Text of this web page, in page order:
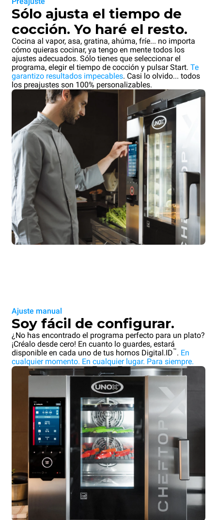
Sólo ajusta el tiempo de
cocción. Yo haré el resto.
Cocina al vapor, asa, gratina, ahúma, fríe... no importa
cómo quieras cocinar, ya tengo en mente todos los
ajustes adecuados. Sólo tienes que seleccionar el
programa, elegir el tiempo de cocción y pulsar Start. Te
garantizo resultados impecables. Casi lo olvido... todos
los preajustes son 100% personalizables.
Ajuste manual
Soy fácil de configurar.
¿No has encontrado el programa perfecto para un plato?
¡Créalo desde cero! En cuanto lo guardes, estará
disponible en cada uno de tus hornos Digital.ID™. En
cualquier momento. En cualquier lugar. Para siempre.